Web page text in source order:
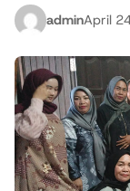
adminApril